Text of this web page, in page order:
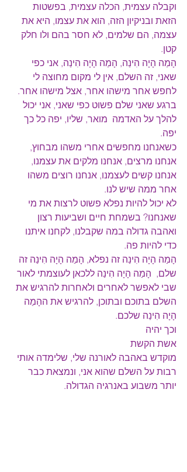
וקבלה עצמית, הכלה עצמית, בפשטות
הזאת ובניקיון הזה, הוא את עצמו, היא את
עצמה, הם שלמים, לא חסר בהם ולו חלק
קטן.
הָמַה הָיָה הִינַה, הָמַה הָיָה הִינַה, אני כפי
שאני, זה השלם, אין לי מקום מחוצה לי
לחפש אחר מישהו אחר, אצל מישהו אחר.
ברגע שאני שלם פשוט כפי שאני, אני יכול
להלך על האדמה  מואר, שליו, יפה כל כך
יפה.
כשאנחנו מחפשים אחרי משהו מבחוץ,
אנחנו מרצים, אנחנו מלקים את עצמנו,
אנחנו קשים לעצמנו, אנחנו רוצים משהו
אחר ממה שיש לנו.
לא יכול להיות נפלא פשוט לרצות את מי
שאנחנו? בשמחת חיים ושביעות רצון
ואהבה גדולה במה שקבלנו, לקחנו איתנו
כדי להיות פה.
הָמַה הָיָה הִינַה זה נפלא, הָמַה הָיָה הִינַה זה
שלם,  הָמַה הָיָה הִינַה ללכאן לעוצמתי לאור
שבי לאפשר לאחרים ולאחרות להרגיש את
השלם בתוכם ובתוכן, להרגיש את ההָמַה
הָיָה הִינַה שלכם.
וכך יהיה
אשת הקשת
מוקדש באהבה לאורנה שלי, שלימדה אותי
רבות על השלם שהוא אני, ונמצאת כבר
יותר משבוע באנרגיה הגדולה.